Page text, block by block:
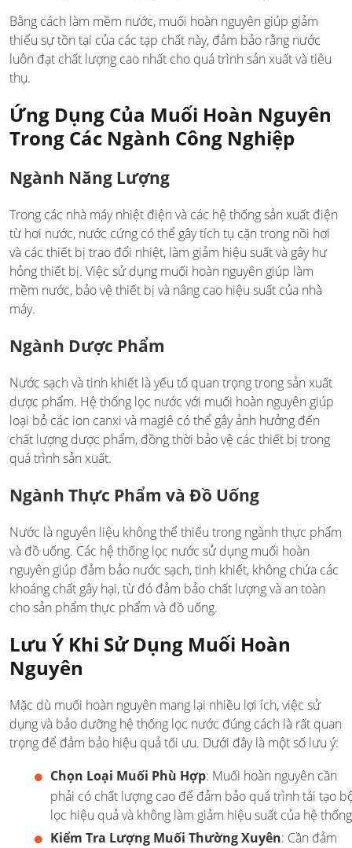
Bằng cách làm mềm nước, muối hoàn nguyên giúp giảm
thiểu sự tồn tại của các tạp chất này, đảm bảo rằng nước
luôn đạt chất lượng cao nhất cho quá trình sản xuất và tiêu
thụ.
Ứng Dụng Của Muối Hoàn Nguyên
Trong Các Ngành Công Nghiệp
Ngành Năng Lượng
Trong các nhà máy nhiệt điện và các hệ thống sản xuất điện
từ hơi nước, nước cứng có thể gây tích tụ cặn trong nồi hơi
và các thiết bị trao đổi nhiệt, làm giảm hiệu suất và gây hư
hỏng thiết bị. Việc sử dụng muối hoàn nguyên giúp làm
mềm nước, bảo vệ thiết bị và nâng cao hiệu suất của nhà
máy.
Ngành Dược Phẩm
Nước sạch và tinh khiết là yếu tố quan trọng trong sản xuất
dược phẩm. Hệ thống lọc nước với muối hoàn nguyên giúp
loại bỏ các ion canxi và magiê có thể gây ảnh hưởng đến
chất lượng dược phẩm, đồng thời bảo vệ các thiết bị trong
quá trình sản xuất.
Ngành Thực Phẩm và Đồ Uống
Nước là nguyên liệu không thể thiếu trong ngành thực phẩm
và đồ uống. Các hệ thống lọc nước sử dụng muối hoàn
nguyên giúp đảm bảo nước sạch, tinh khiết, không chứa các
khoáng chất gây hại, từ đó đảm bảo chất lượng và an toàn
cho sản phẩm thực phẩm và đồ uống.
Lưu Ý Khi Sử Dụng Muối Hoàn
Nguyên
Mặc dù muối hoàn nguyên mang lại nhiều lợi ích, việc sử
dụng và bảo dưỡng hệ thống lọc nước đúng cách là rất quan
trọng để đảm bảo hiệu quả tối ưu. Dưới đây là một số lưu ý:
Chọn Loại Muối Phù Hợp: Muối hoàn nguyên cần
phải có chất lượng cao để đảm bảo quá trình tái tạo
lọc hiệu quả và không làm giảm hiệu suất của hệ
Kiểm Tra Lượng Muối Thường Xuyên: Cần đảm